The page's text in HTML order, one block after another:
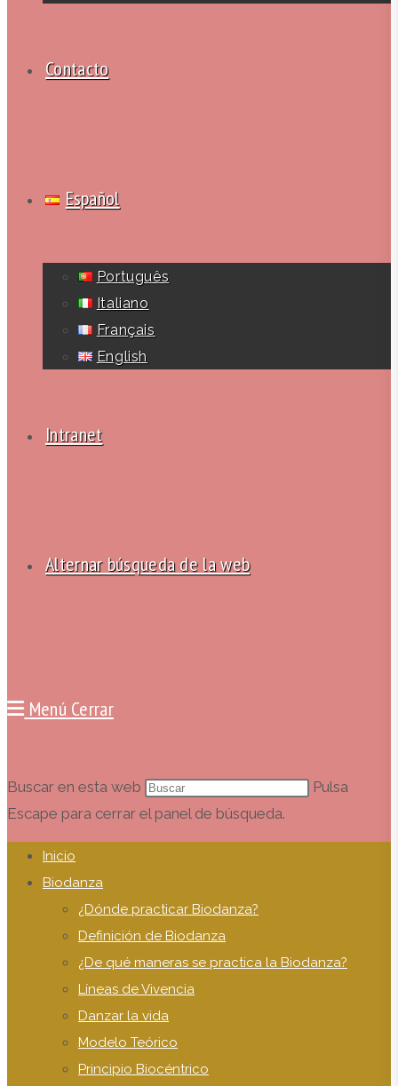
Contacto
Español
Português
Italiano
Français
English
Intranet
Alternar búsqueda de la web
Menú Cerrar
Buscar en esta web
Pulsa
Escape para cerrar el panel de búsqueda.
Inicio
Biodanza
¿Dónde practicar Biodanza?
Definición de Biodanza
¿De qué maneras se practica la Biodanza?
Líneas de Vivencia
Danzar la vida
Modelo Teórico
Principio Biocéntrico